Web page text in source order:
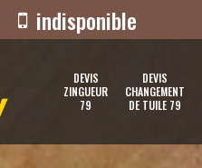
indisponible
DEVIS
ZINGUEUR
79
DEVIS
CHANGEMENT
DE TUILE 79